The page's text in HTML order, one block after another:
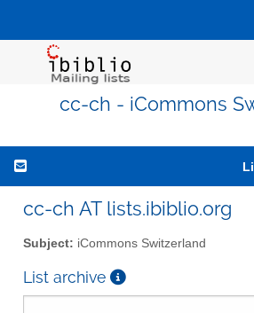
cc-ch - iCommons
cc-ch AT lists.ibiblio.org
Subject: iCommons Switzerland
List archive